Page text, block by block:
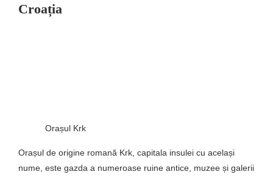
Croația
Orașul Krk
Orașul de origine romană Krk, capitala insulei cu același
nume, este gazda a numeroase ruine antice, muzee și galerii